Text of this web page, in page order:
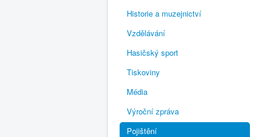
Historie a muzejnictví
Vzdělávání
Hasičský sport
Tiskoviny
Média
Výroční zpráva
Pojištění